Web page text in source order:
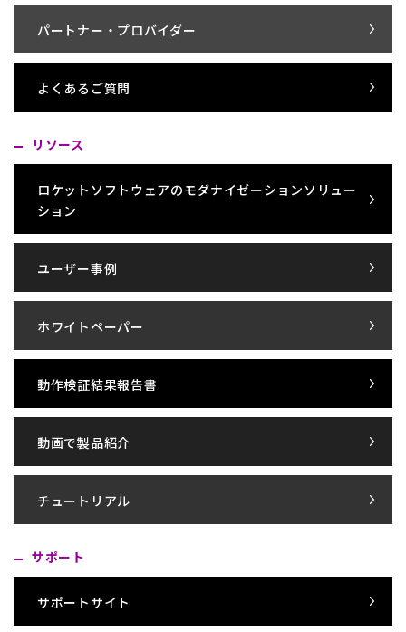
パートナー・プロバイダー
よくあるご質問
リソース
ロケットソフトウェアのモダナイゼーションソリュー
ション
ユーザー事例
ホワイトペーパー
動作検証結果報告書
動画で製品紹介
チュートリアル
サポート
サポートサイト